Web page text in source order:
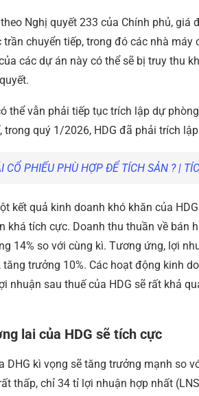
Nghị quyết 233 của Chính phủ, giá
chuyển tiếp, trong đó các nhà
các dự án này có thể sẽ bị truy thu
thể vẫn phải tiếp tục trích lập dự
trong quý 1/2026, HDG đã phải trích
CỔ PHIẾU PHÙ HỢP ĐỂ TÍCH SẢN ? |
kết quả kinh doanh khó khăn của
khá tích cực. Doanh thu thuần về bán
14% so với cùng kì. Tương ứng, lợi
trưởng 10%. Các hoạt động kinh
nhuận sau thuế của HDG sẽ rất khả
lai của HDG sẽ tích cực
DHG kì vọng sẽ tăng trưởng mạnh so
thấp, chỉ 34 tỉ lợi nhuận hợp nhất